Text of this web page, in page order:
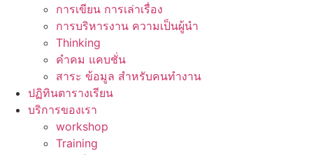
การเขียน การเล่าเรื่อง
การบริหารงาน ความเป็นผู้นำ
Thinking
คำคม แคบชั่น
สาระ ข้อมูล สำหรับคนทำงาน
ปฏิทินตารางเรียน
บริการของเรา
workshop
Training